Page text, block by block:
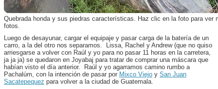
Quebrada honda y sus piedras características. Haz clic en la foto para ver
fotos.
Luego de desayunar, cargar el equipaje y pasar carga de la batería de un
carro, a la del otro nos separamos. Lissa, Rachel y Andrew (que no quiso
arriesgarse a volver con Raúl y yo para no pasar 11 horas en la carretera,
ja ja ja) se quedaron en Joyabaj para tratar de comprar una máscara que
habían visto el día anterior. Raúl y yo agarramos camino rumbo a
Pachalúm, con la intención de pasar por Mixco Viejo y San Juan
Sacatepequez para volver a la ciudad de Guatemala.